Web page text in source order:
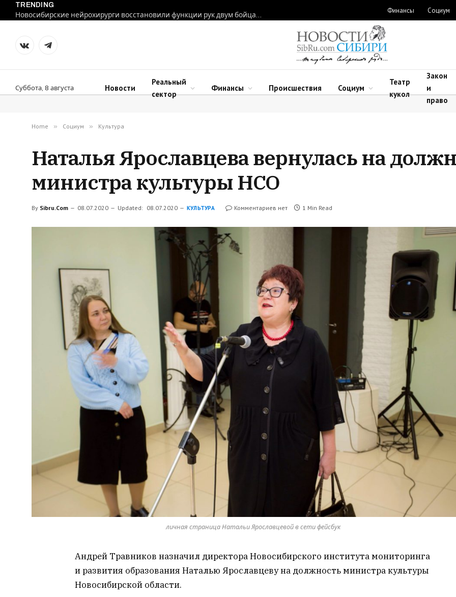
TRENDING
Новосибирские нейрохирурги восстановили функции рук двум бойцам после минно-взрывных травм
Финансы Социум
VKontakteTelegram
Суббота, 8 августа Новости
Реальный
сектор
Финансы Происшествия Социум
Театр
кукол
Закон
и
право
Home » Социум » Культура
Наталья Ярославцева вернулась на
министра культуры НСО
By Sibru.Com 08.07.2020 Updated: 08.07.2020 КУЛЬТУРА Комментариев нет 1 Min Read
личная страница Натальи Ярославцевой в сети фейсбук
Андрей Травников назначил директора Новосибирского института мониторинга
и развития образования Наталью Ярославцеву на должность министра культуры
Новосибирской области.